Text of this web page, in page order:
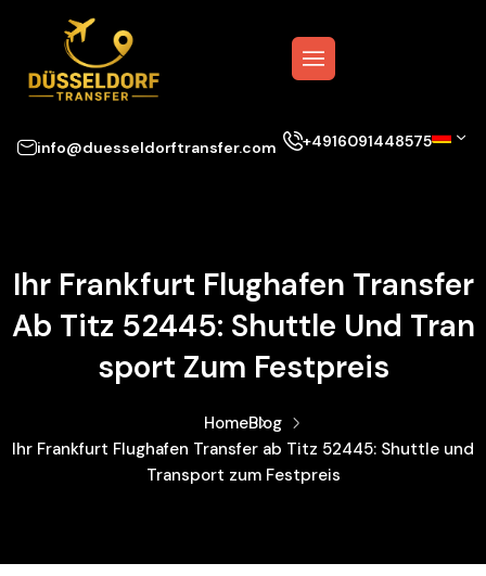
info@duesseldorftransfer.com +4916091448575
Ihr Frankfurt Flughafen Transfer
Ab Titz 52445: Shuttle Und Tran
Sport Zum Festpreis
HomeBlog
Ihr Frankfurt Flughafen Transfer ab Titz 52445: Shuttle und
Transport zum Festpreis